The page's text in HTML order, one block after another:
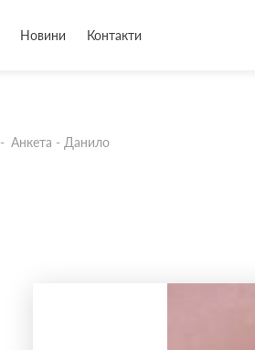
Новини Контакти
- Анкета - Данило